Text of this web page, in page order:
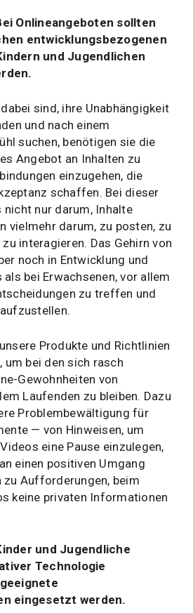
Onlineangeboten sollten
entwicklungsbezogenen
und Jugendlichen
sind, ihre Unabhängigkeit
und nach einem
suchen, benötigen sie die
Angebot an Inhalten zu
einzugehen, die
schaffen. Bei dieser
nicht nur darum, Inhalte
vielmehr darum, zu posten, zu
interagieren. Das Gehirn von
noch in Entwicklung und
bei Erwachsenen, vor allem
zu treffen und
Produkte und Richtlinien
um bei den sich rasch
Gewohnheiten von
Laufenden zu bleiben. Dazu
Problembewältigung für
— von Hinweisen, um
eine Pause einzulegen,
einen positiven Umgang
zu Aufforderungen, beim
keine privaten Informationen
und Jugendliche
Technologie
eingesetzt werden.